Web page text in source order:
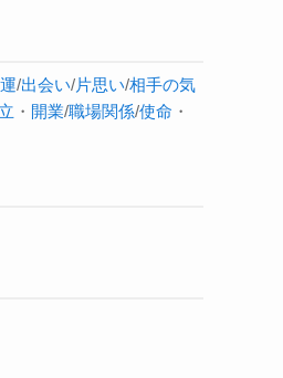
/出会い/片思い/相手の気
・ 開業/職場関係/使命 ・